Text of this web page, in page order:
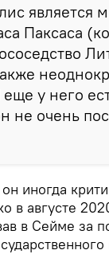
является
Паксаса
у него
не очень
иногда
в августе
в Сейме за